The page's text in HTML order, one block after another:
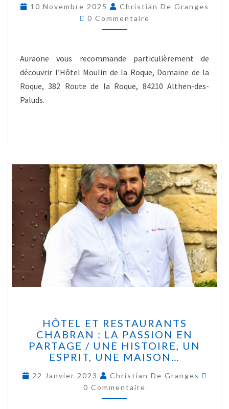
10 Novembre 2025
Christian De Granges
0 Commentaire
Auraone vous recommande particulièrement de
découvrir l’Hôtel Moulin de la Roque, Domaine de la
Roque, 382 Route de la Roque, 84210 Althen-des-
Paluds.
HÔTEL ET RESTAURANTS
CHABRAN : LA PASSION EN
PARTAGE / UNE HISTOIRE, UN
ESPRIT, UNE MAISON…
22 Janvier 2023
Christian De Granges
0 Commentaire